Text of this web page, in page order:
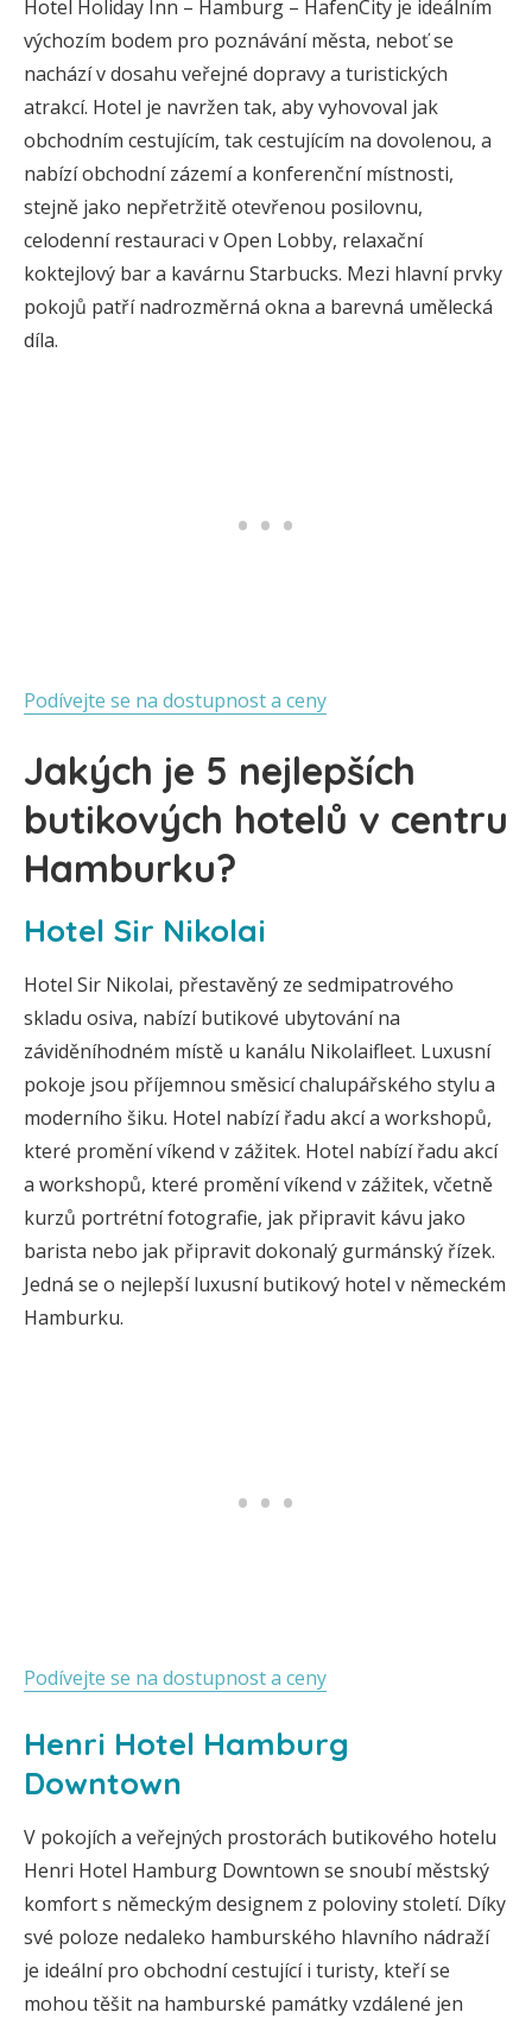
Hotel Holiday Inn – Hamburg – HafenCity je ideálním
výchozím bodem pro poznávání města, neboť se
nachází v dosahu veřejné dopravy a turistických
atrakcí. Hotel je navržen tak, aby vyhovoval jak
obchodním cestujícím, tak cestujícím na dovolenou, a
nabízí obchodní zázemí a konferenční místnosti,
stejně jako nepřetržitě otevřenou posilovnu,
celodenní restauraci v Open Lobby, relaxační
koktejlový bar a kavárnu Starbucks. Mezi hlavní prvky
pokojů patří nadrozměrná okna a barevná umělecká
díla.
Podívejte se na dostupnost a ceny
Jakých je 5 nejlepších
butikových hotelů v centru
Hamburku?
Hotel Sir Nikolai
Hotel Sir Nikolai, přestavěný ze sedmipatrového
skladu osiva, nabízí butikové ubytování na
záviděníhodném místě u kanálu Nikolaifleet. Luxusní
pokoje jsou příjemnou směsicí chalupářského stylu a
moderního šiku. Hotel nabízí řadu akcí a workshopů,
které promění víkend v zážitek. Hotel nabízí řadu akcí
a workshopů, které promění víkend v zážitek, včetně
kurzů portrétní fotografie, jak připravit kávu jako
barista nebo jak připravit dokonalý gurmánský řízek.
Jedná se o nejlepší luxusní butikový hotel v německém
Hamburku.
Podívejte se na dostupnost a ceny
Henri Hotel Hamburg
Downtown
V pokojích a veřejných prostorách butikového hotelu
Henri Hotel Hamburg Downtown se snoubí městský
komfort s německým designem z poloviny století. Díky
své poloze nedaleko hamburského hlavního nádraží
je ideální pro obchodní cestující i turisty, kteří se
mohou těšit na hamburské památky vzdálené jen